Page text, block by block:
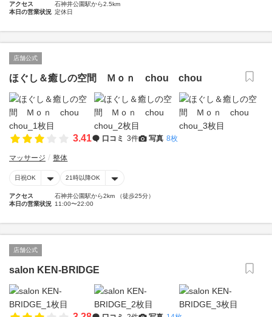
アクセス
石神井公園駅から2.5km
本日の営業状況 定休日
店舗公式
ほぐし＆癒しの空間 Ｍｏｎ chou chou
3.41 口コミ 3件 写真 8枚
マッサージ 整体
日祝OK 21時以降OK
アクセス
石神井公園駅から2km （徒歩25分）
本日の営業状況 11:00〜22:00
店舗公式
salon KEN-BRIDGE